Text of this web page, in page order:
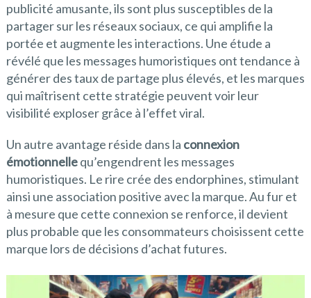
publicité amusante, ils sont plus susceptibles de la
partager sur les réseaux sociaux, ce qui amplifie la
portée et augmente les interactions. Une étude a
révélé que les messages humoristiques ont tendance à
générer des taux de partage plus élevés, et les marques
qui maîtrisent cette stratégie peuvent voir leur
visibilité exploser grâce à l’effet viral.
Un autre avantage réside dans la connexion
émotionnellequ’engendrent les messages
humoristiques. Le rire crée des endorphines, stimulant
ainsi une association positive avec la marque. Au fur et
à mesure que cette connexion se renforce, il devient
plus probable que les consommateurs choisissent cette
marque lors de décisions d’achat futures.